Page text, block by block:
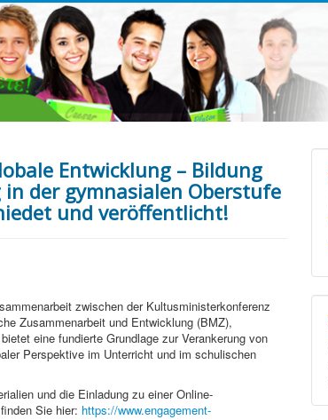
Entwicklung – Bildung
der gymnasialen Oberstufe
und veröffentlicht!
zwischen der Kultusministerkonferenz
Zusammenarbeit und Entwicklung (BMZ),
eine fundierte Grundlage zur Verankerung von
Perspektive im Unterricht und im schulischen
und die Einladung zu einer Online-
Sie hier: https://www.engagement-